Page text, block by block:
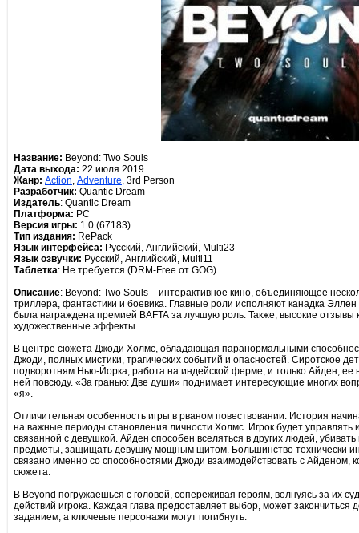
Название: Beyond: Two Souls
Дата выхода: 22 июля 2019
Жанр: Action, Adventure, 3rd Person
Разработчик: Quantic Dream
Издатель: Quantic Dream
Платформа: PC
Версия игры: 1.0 (67183)
Тип издания: RePack
Язык интерфейса: Русский, Английский, Multi23
Язык озвучки: Русский, Английский, Multi11
Таблетка: Не требуется (DRM-Free от GOG)
Описание: Beyond: Two Souls – интерактивное кино, объединяющее
триллера, фантастики и боевика. Главные роли исполняют канадка
была награждена премией BAFTA за лучшую роль. Также, высокие отзывы
художественные эффекты.
В центре сюжета Джоди Холмс, обладающая паранормальными
Джоди, полных мистики, трагических событий и опасностей. Сиротское
подворотням Нью-Йорка, работа на индейской ферме, и только Айден, ее
ней повсюду. «За гранью: Две души» поднимает интересующие многих
«я».
Отличительная особенность игры в рваном повествовании. История
на важные периоды становления личности Холмс. Игрок будет
связанной с девушкой. Айден способен вселяться в других людей, убивать
предметы, защищать девушку мощным щитом. Большинство технически
связано именно со способностями Джоди взаимодействовать с Айденом,
сюжета.
В Beyond погружаешься с головой, сопереживая героям, волнуясь за их
действий игрока. Каждая глава предоставляет выбор, может закончиться
заданием, а ключевые персонажи могут погибнуть.